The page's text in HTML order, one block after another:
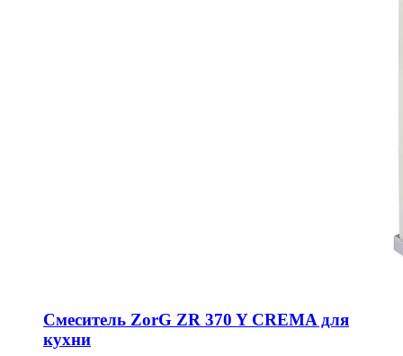
Смеситель ZorG ZR 370 Y CREMA для
кухни